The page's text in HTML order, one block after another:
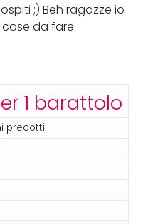
;) Beh ragazze io
da fare
1 barattolo
precotti